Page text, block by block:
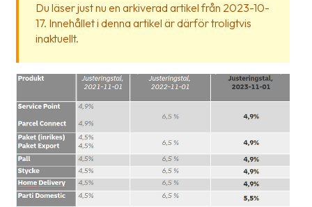
är
Fraktjakt?
Hjälp?
Vanliga
frågor
&
svar
Ordlista
Paketering
Du läser just nu en arkiverad artikel från 2023-10-
17. Innehållet i denna artikel är därför troligtvis
inaktuellt.